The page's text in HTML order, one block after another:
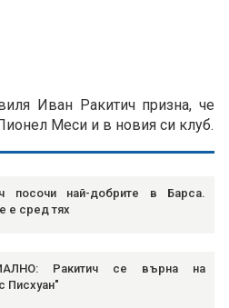
Иван Ракитич призна, че
Меси и в новия си клуб.
посочи най-добрите в Барса.
е сред тях
Ракитич се върна на
Писхуан"